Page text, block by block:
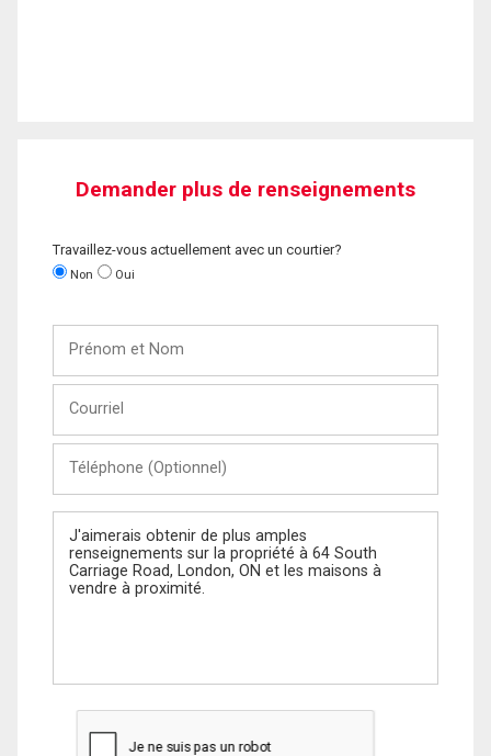
Demander plus de renseignements
Travaillez-vous actuellement avec un courtier?
Non Oui
Nom
(Optionnel)
Message